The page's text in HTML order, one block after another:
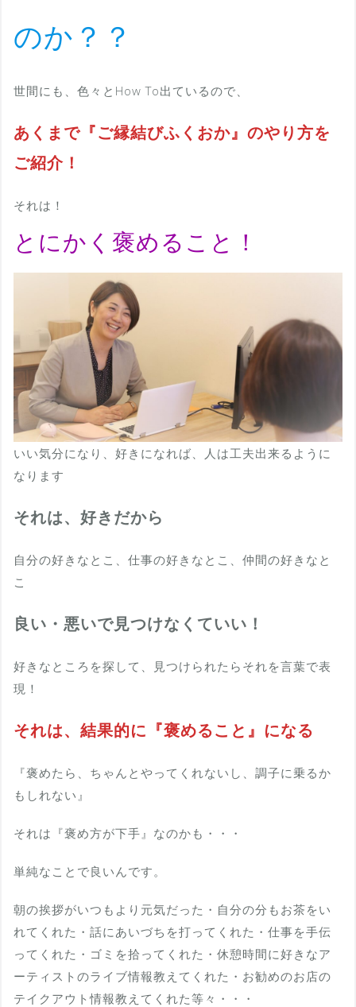
のか？？
世間にも、色々とHow To出ているので、
あくまで『ご縁結びふくおか』のやり方を
ご紹介！
それは！
とにかく褒めること！
いい気分になり、好きになれば、人は工夫出来るように
なります
それは、好きだから
自分の好きなとこ、仕事の好きなとこ、仲間の好きなと
こ
良い・悪いで見つけなくていい！
好きなところを探して、見つけられたらそれを言葉で表
現！
それは、結果的に『褒めること』になる
『褒めたら、ちゃんとやってくれないし、調子に乗るか
もしれない』
それは『褒め方が下手』なのかも・・・
単純なことで良いんです。
朝の挨拶がいつもより元気だった・自分の分もお茶をい
れてくれた・話にあいづちを打ってくれた・仕事を手伝
ってくれた・ゴミを拾ってくれた・休憩時間に好きなア
ーティストのライブ情報教えてくれた・お勧めのお店の
テイクアウト情報教えてくれた等々・・・